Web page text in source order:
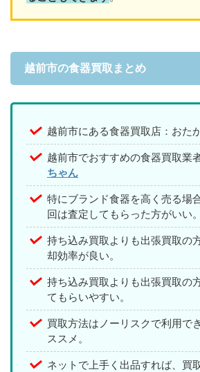
越前市の食器買取まとめ
越前市にある食器買取店：おた
越前市でおすすめの食器買取業
ちゃん
特にブランド食器を高く売る場
回は査定してもらった方がいい。
持ち込み買取よりも出張買取の
却効率が良い。
持ち込み買取よりも出張買取の
てもらいやすい。
買取方法はノーリスクで利用で
ススメ。
ネットで上手く出品すれば、買